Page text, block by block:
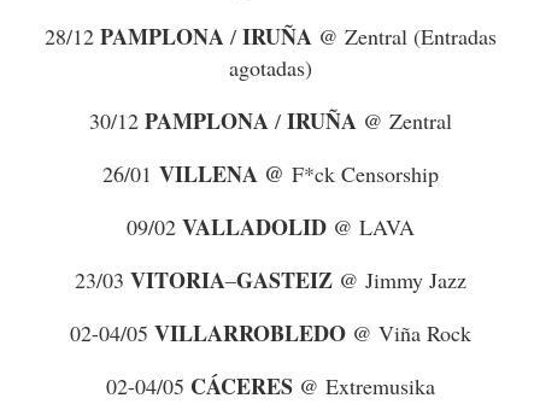
28/12 PAMPLONA/ IRUÑA@ Zentral (Entradas
agotadas)
30/12 PAMPLONA/ IRUÑA@ Zentral
26/01 VILLENA @ F*ck Censorship
09/02 VALLADOLID@ LAVA
23/03 VITORIA–GASTEIZ@ Jimmy Jazz
02-04/05 VILLARROBLEDO@ Viña Rock
02-04/05 CÁCERES@ Extremusika